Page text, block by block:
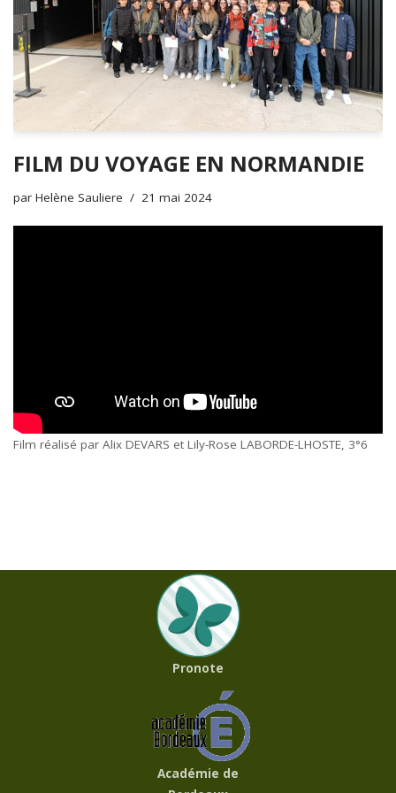
FILM DU VOYAGE EN NORMANDIE
par Helène Sauliere 21 mai 2024
Film réalisé par Alix DEVARS et Lily-Rose LABORDE-LHOSTE, 3°6
Pronote
Académie de